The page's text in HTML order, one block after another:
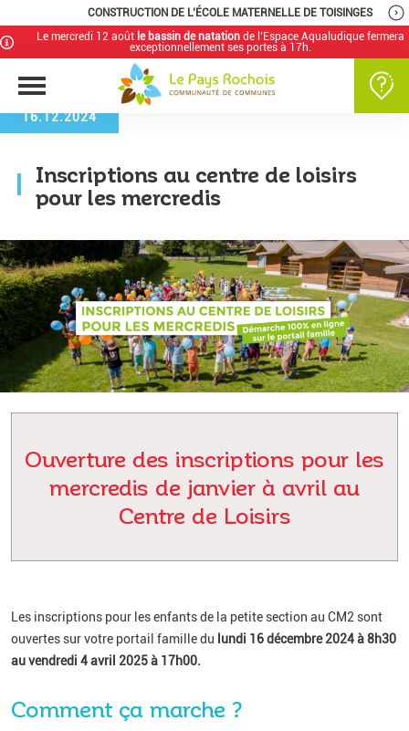
CONSTRUCTION DE L’ÉCOLE MATERNELLE DE TOISINGES
Le mercredi 12 août le bassin de natation de l’Espace Aqualudique fermera
exceptionnellement ses portes à 17h.
16.12.2024
Inscriptions au centre de loisirs
pour les mercredis
Ouverture des inscriptions pour les
mercredis de janvier à avril au
Centre de Loisirs
Les inscriptions pour les enfants de la petite section au CM2 sont
ouvertes sur votre portail famille du lundi 16 décembre 2024 à 8h30
au vendredi 4 avril 2025 à 17h00.
Comment ça marche ?